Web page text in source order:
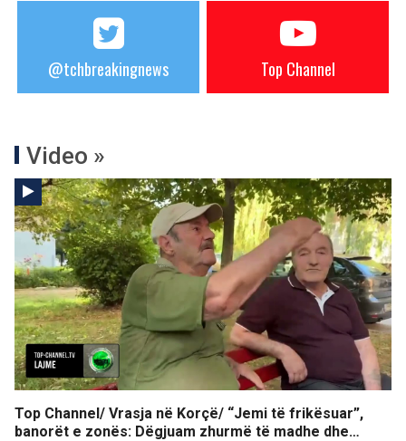
@tchbreakingnews Top Channel
Video »
Top Channel/ Vrasja në Korçë/ “Jemi të frikësuar”,
banorët e zonës: Dëgjuam zhurmë të madhe dhe…